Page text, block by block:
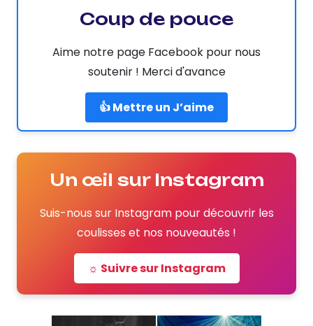
Coup de pouce
Aime notre page Facebook pour nous
soutenir ! Merci d'avance
👍 Mettre un J’aime
Un œil sur Instagram
Suis-nous sur Instagram pour découvrir les
coulisses et nos nouveautés !
☼ Suivre sur Instagram